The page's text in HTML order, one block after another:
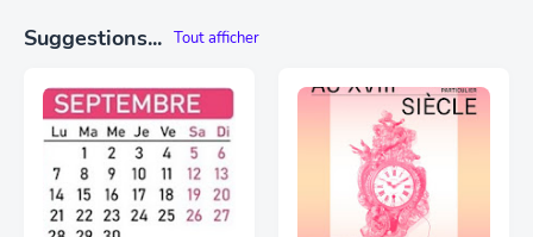
Suggestions... Tout afficher